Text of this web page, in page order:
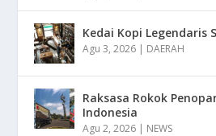
Kedai Kopi Legendaris
Agu 3, 2026 | DAERAH
Raksasa Rokok
Indonesia
Agu 2, 2026 | NEWS